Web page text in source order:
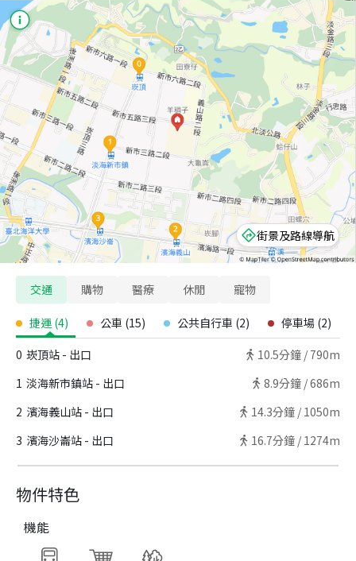
物件特色
機能
街景及路線導航
交通 購物 醫療 休閒 寵物
捷運 (4) 公車 (15) 公共自行車 (2) 停車場 (2)
0 崁頂站 - 出口 10.5分鐘 / 790m
1 淡海新市鎮站 - 出口 8.9分鐘 /686m
2 濱海義山站 - 出口 14.3分鐘 / 1050m
3 濱海沙崙站 - 出口 16.7分鐘 / 1274m